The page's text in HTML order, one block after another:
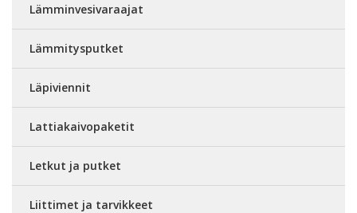
Lämminvesivaraajat
Lämmitysputket
Läpiviennit
Lattiakaivopaketit
Letkut ja putket
Liittimet ja tarvikkeet